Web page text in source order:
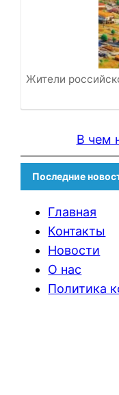
Жители
В чем
Последние
Главная
Контакты
Новости
О нас
Политика